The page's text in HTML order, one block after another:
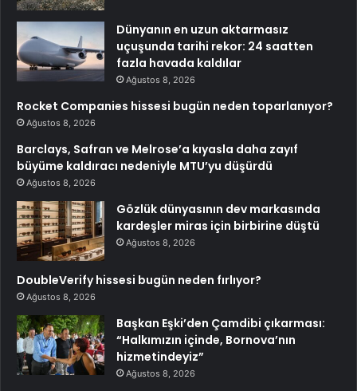
Dünyanın en uzun aktarmasız
uçuşunda tarihi rekor: 24 saatten
fazla havada kaldılar
Ağustos 8, 2026
Rocket Companies hissesi bugün neden toparlanıyor?
Ağustos 8, 2026
Barclays, Safran ve Melrose’a kıyasla daha zayıf
büyüme kaldıracı nedeniyle MTU’yu düşürdü
Ağustos 8, 2026
Gözlük dünyasının dev markasında
kardeşler miras için birbirine düştü
Ağustos 8, 2026
DoubleVerify hissesi bugün neden fırlıyor?
Ağustos 8, 2026
Başkan Eşki’den Çamdibi çıkarması:
“Halkımızın içinde, Bornova’nın
hizmetindeyiz”
Ağustos 8, 2026